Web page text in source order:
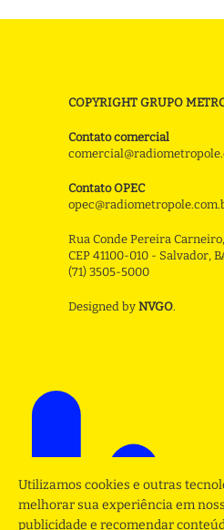
COPYRIGHT GRUPO
Contato comercial
Contato OPEC
Rua Conde Pereira
CEP 41100-010 - Salvador,
(71) 3505-5000
Designed by NVGO.
Utilizamos cookies e outras
melhorar sua experiência em
publicidade e recomendar